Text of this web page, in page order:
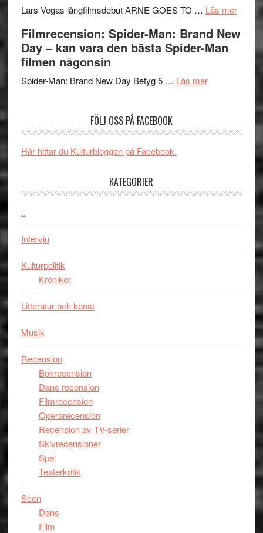
i
styra
Svärtan
välgjort
om
imponerande
Lars Vegas långfilmsdebut ARNE GOES TO … Läs merom
Vegas
Filmrecension: Spider-Man: Brand New
Day – kan vara den bästa Spider-Man
filmen någonsin
Spider-Man: Brand New Day Betyg 5 … Läs merom
Brand
kan
FÖLJ OSS PÅ FACEBOOK
Här hittar du Kulturbloggen på Facebook.
KATEGORIER
..
Intervju
Kulturpolitik
Krönikor
Litteratur och konst
Musik
Recension
Bokrecension
Dans recension
Filmrecension
Operarecension
Recension av TV-serier
Skivrecensioner
Spel
Teaterkritik
Scen
Dans
Film